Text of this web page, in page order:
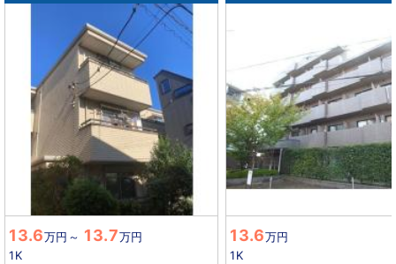
13.6万円 ～ 13.7万円
1K
13.6万円
1K